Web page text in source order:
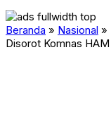
Beranda » Nasional »
Disorot Komnas HAM